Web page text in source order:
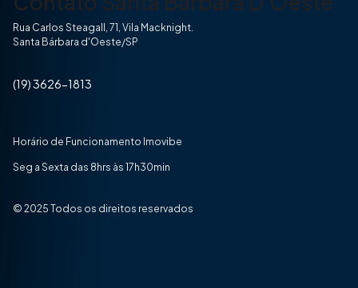
Rua Carlos Steagall, 71, Vila Macknight.
Santa Bárbara d'Oeste/SP
(19) 3626-1813
Horário de Funcionamento Imovibe
Seg a Sexta das 8hrs às 17h30min
© 2025 Todos os direitos reservados